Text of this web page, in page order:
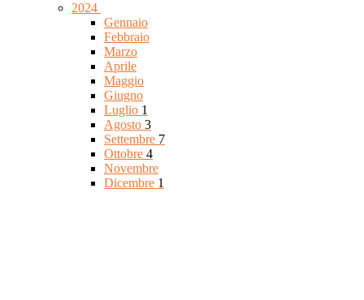
2024
Gennaio
Febbraio
Marzo
Aprile
Maggio
Giugno
Luglio 1
Agosto 3
Settembre 7
Ottobre 4
Novembre
Dicembre 1